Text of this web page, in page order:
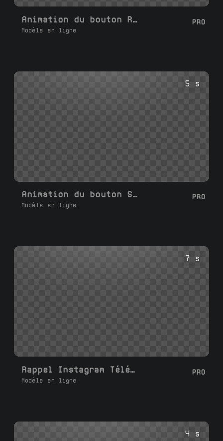
Animation du bouton Rejoindre Discord
Modèle en ligne
PRO
5 s
Animation du bouton Suivre KICK
Modèle en ligne
PRO
7 s
Rappel Instagram Téléphone en Diapositive
Modèle en ligne
PRO
4 s